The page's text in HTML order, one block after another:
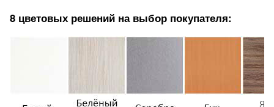
8 цветовых решений на выбор покупателя: